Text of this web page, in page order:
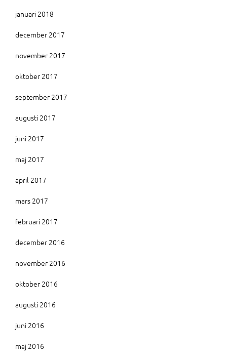
januari 2018
december 2017
november 2017
oktober 2017
september 2017
augusti 2017
juni 2017
maj 2017
april 2017
mars 2017
februari 2017
december 2016
november 2016
oktober 2016
augusti 2016
juni 2016
maj 2016